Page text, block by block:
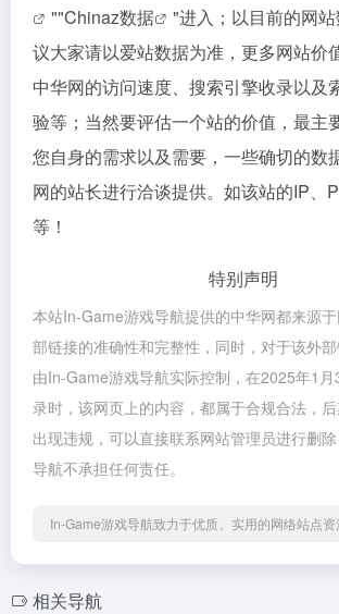
""Chinaz数据
"进入；以目前的网
议大家请以爱站数据为准，更多网站价
中华网的访问速度、搜索引擎收录以及
验等；当然要评估一个站的价值，最主
您自身的需求以及需要，一些确切的数
网的站长进行洽谈提供。如该站的IP、
等！
特别声明
本站In-Game游戏导航提供的中华网都来源
部链接的准确性和完整性，同时，对于该外
由In-Game游戏导航实际控制，在2025年1
录时，该网页上的内容，都属于合规合法，
出现违规，可以直接联系网站管理员进行删
导航不承担任何责任。
In-Game游戏导航致力于优质、实用的网络站点资
相关导航